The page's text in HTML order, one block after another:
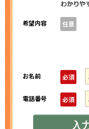
希望内容 任意
お名前 必須
電話番号 必須